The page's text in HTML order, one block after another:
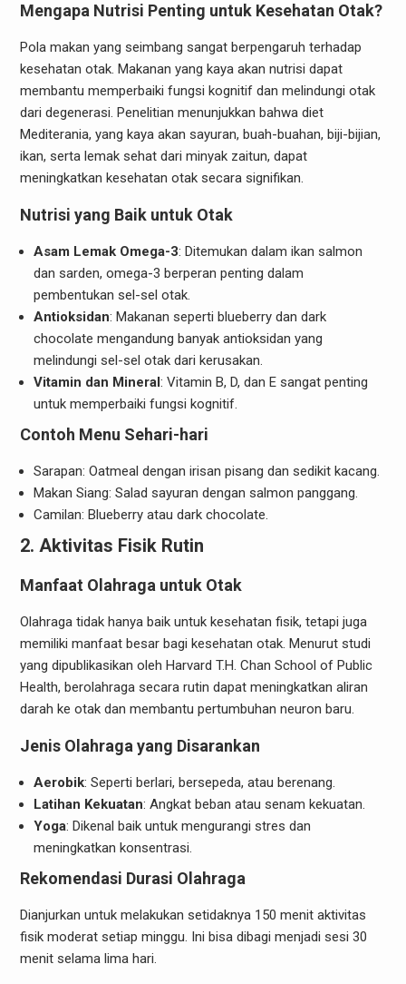
Mengapa Nutrisi Penting untuk Kesehatan Otak?
Pola makan yang seimbang sangat berpengaruh terhadap
kesehatan otak. Makanan yang kaya akan nutrisi dapat
membantu memperbaiki fungsi kognitif dan melindungi otak
dari degenerasi. Penelitian menunjukkan bahwa diet
Mediterania, yang kaya akan sayuran, buah-buahan, biji-bijian,
ikan, serta lemak sehat dari minyak zaitun, dapat
meningkatkan kesehatan otak secara signifikan.
Nutrisi yang Baik untuk Otak
Asam Lemak Omega-3: Ditemukan dalam ikan salmon
dan sarden, omega-3 berperan penting dalam
pembentukan sel-sel otak.
Antioksidan: Makanan seperti blueberry dan dark
chocolate mengandung banyak antioksidan yang
melindungi sel-sel otak dari kerusakan.
Vitamin dan Mineral: Vitamin B, D, dan E sangat penting
untuk memperbaiki fungsi kognitif.
Contoh Menu Sehari-hari
Sarapan: Oatmeal dengan irisan pisang dan sedikit kacang.
Makan Siang: Salad sayuran dengan salmon panggang.
Camilan: Blueberry atau dark chocolate.
2. Aktivitas Fisik Rutin
Manfaat Olahraga untuk Otak
Olahraga tidak hanya baik untuk kesehatan fisik, tetapi juga
memiliki manfaat besar bagi kesehatan otak. Menurut studi
yang dipublikasikan oleh Harvard T.H. Chan School of Public
Health, berolahraga secara rutin dapat meningkatkan aliran
darah ke otak dan membantu pertumbuhan neuron baru.
Jenis Olahraga yang Disarankan
Aerobik: Seperti berlari, bersepeda, atau berenang.
Latihan Kekuatan: Angkat beban atau senam kekuatan.
Yoga: Dikenal baik untuk mengurangi stres dan
meningkatkan konsentrasi.
Rekomendasi Durasi Olahraga
Dianjurkan untuk melakukan setidaknya 150 menit aktivitas
fisik moderat setiap minggu. Ini bisa dibagi menjadi sesi 30
menit selama lima hari.